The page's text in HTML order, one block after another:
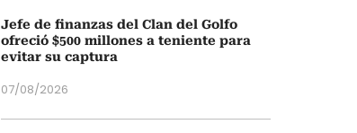
Jefe de finanzas del Clan del Golfo
ofreció $500 millones a teniente para
evitar su captura
07/08/2026